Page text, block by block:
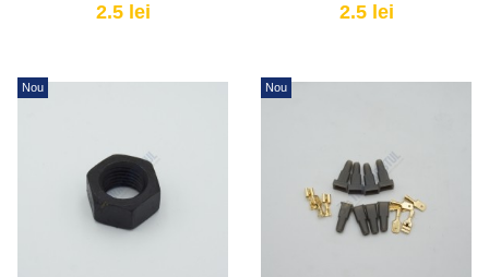
2.5 lei 2.5 lei
Nou Nou